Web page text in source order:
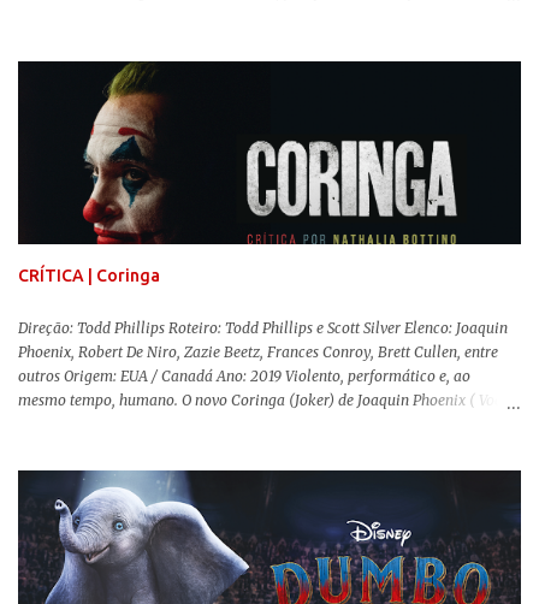
reproduzir alguns elementos que consograram a obra de John Krasinski
(The Office). Aqui os “monstros” com audições aguçadas eram seres da
Terra que estavam presos por séculos em uma caverna recém descoberta,
libertando-os pelo mundo. O espectador acompanha uma família que tem
uma pequena vantagem em relação às outras pessoas. Adivinhem? Sabem
viver em silêncio pelo fato da filha mais velha ser surda. Para aqueles que
amam filmes com temática apocalíptica, a produção pode até funcionar
como entretenimento mediano. Todo o cenário de fuga, pânico col...
CRÍTICA | Coringa
Direção: Todd Phillips Roteiro: Todd Phillips e Scott Silver Elenco: Joaquin
Phoenix, Robert De Niro, Zazie Beetz, Frances Conroy, Brett Cullen, entre
outros Origem: EUA / Canadá Ano: 2019 Violento, performático e, ao
mesmo tempo, humano. O novo Coringa (Joker) de Joaquin Phoenix ( Você
Comics . É importante ressaltar que este não é um filme de herói. E muito
menos de vilão. O longa de Todd Phillips (Se Beber, Não Case!) segue uma
trajetória profunda do reflexo da corrupção da sociedade na vida de um ser
humano, capaz de causar perturbação e desconforto do inicio ao fim da
projeção, e por mais um bom tempo após deixar o cinema. Trata-se de
uma obra difícil de ser "digerida", pois lida com temas sensíveis, como